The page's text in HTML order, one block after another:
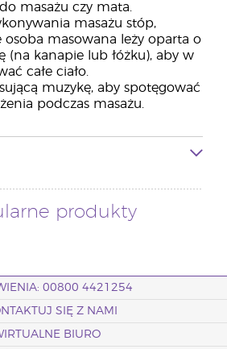
masażu czy mata.
masażu stóp,
osoba masowana leży oparta o
(na kanapie lub łóżku), aby w
całe ciało.
muzykę, aby spotęgować
podczas masażu.
produkty
00800 4421254
SIĘ Z NAMI
BIURO